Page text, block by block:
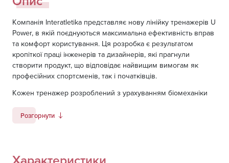
Компанія Interatletika представляє нову лінійку тренажерів U
Power, в якій поєднуються максимальна ефективність вправ
та комфорт користування. Ця розробка є результатом
кропіткої праці інженерів та дизайнерів, які прагнули
створити продукт, що відповідає найвищим вимогам як
професійних спортсменів, так і початківців.
Кожен тренажер розроблений з урахуванням біомеханіки
мінімізує ризик травм.
Розгорнути